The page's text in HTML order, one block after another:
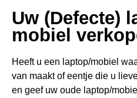
Uw (Defecte)
mobiel
Heeft u een laptop/mobiel
van maakt of eentje die u
en geef uw oude laptop/